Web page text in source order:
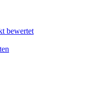
bewertet